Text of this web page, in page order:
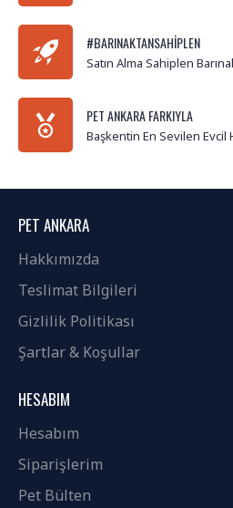
#BARINAKTANSAHIPLEN
Satın Alma Sahiplen
PET ANKARA FARKIYLA
Başkentin En Sevilen Evcil
PET ANKARA
Hakkımızda
Teslimat Bilgileri
Gizlilik Politikası
Şartlar & Koşullar
HESABIM
Hesabım
Siparişlerim
Pet Bülten